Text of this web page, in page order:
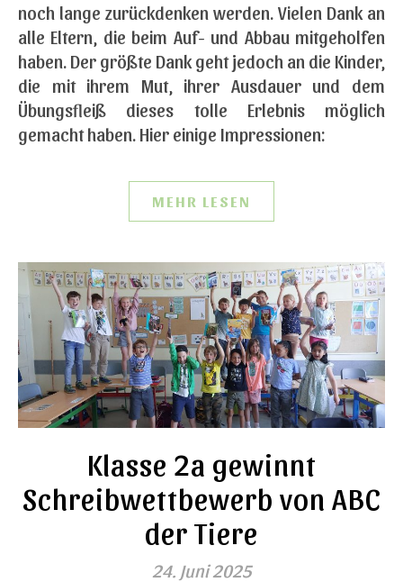
noch lange zurückdenken werden. Vielen Dank an
alle Eltern, die beim Auf- und Abbau mitgeholfen
haben. Der größte Dank geht jedoch an die Kinder,
die mit ihrem Mut, ihrer Ausdauer und dem
Übungsfleiß dieses tolle Erlebnis möglich
gemacht haben. Hier einige Impressionen:
MEHR LESEN
Klasse 2a gewinnt
Schreibwettbewerb von ABC
der Tiere
24. Juni 2025